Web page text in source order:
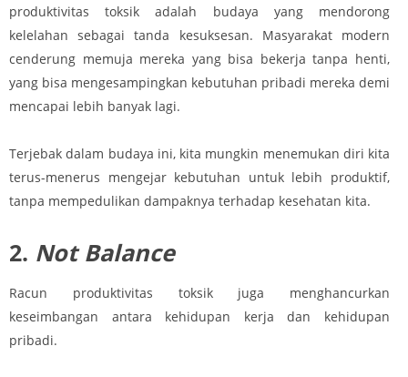
produktivitas toksik adalah budaya yang mendorong
kelelahan sebagai tanda kesuksesan. Masyarakat modern
cenderung memuja mereka yang bisa bekerja tanpa henti,
yang bisa mengesampingkan kebutuhan pribadi mereka demi
mencapai lebih banyak lagi.
Terjebak dalam budaya ini, kita mungkin menemukan diri kita
terus-menerus mengejar kebutuhan untuk lebih produktif,
tanpa mempedulikan dampaknya terhadap kesehatan kita.
2. Not Balance
Racun produktivitas toksik juga menghancurkan
keseimbangan antara kehidupan kerja dan kehidupan
pribadi.